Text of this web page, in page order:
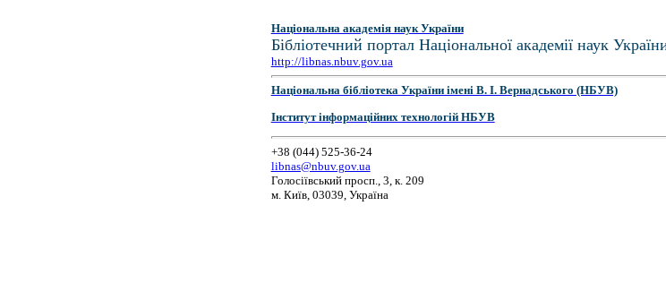
Національна академія наук України
Бібліотечний портал Національної академії наук
http://libnas.nbuv.gov.ua
Національна бібліотека України імені В. І. Вернадського (НБУВ)
Інститут інформаційних технологій НБУВ
+38 (044) 525-36-24
libnas@nbuv.gov.ua
Голосіївський просп., 3, к. 209
м. Київ, 03039, Україна